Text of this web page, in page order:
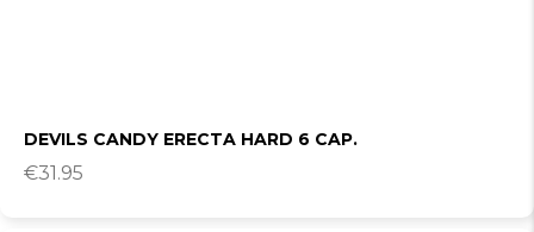
DEVILS CANDY ERECTA HARD 6 CAP.
€31.95